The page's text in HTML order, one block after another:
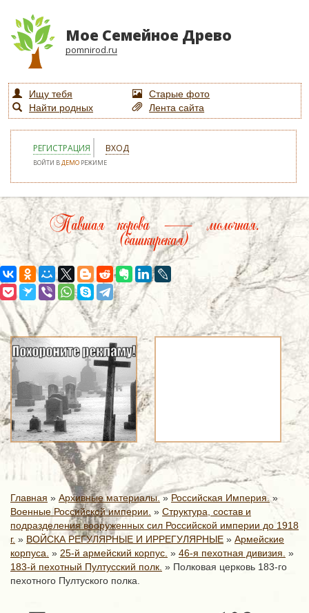
Мое Семейное Древо
pomnirod.ru
Ищу тебя
Старые фото
Найти родных
Лента сайта
РЕГИСТРАЦИЯ ВХОД
ВОЙТИ ВДЕМО РЕЖИМЕ
Павшая корова — молочная.
(башкирская)
Главная » Архивные материалы.» Российская Империя. »
Военные Российской империи. » Структура, состав и
подразделения вооруженных сил Российской империи до 1918
г. » ВОЙСКА РЕГУЛЯРНЫЕ И ИРРЕГУЛЯРНЫЕ » Армейские
корпуса. » 25-й армейский корпус. » 46-я пехотная дивизия. »
183-й пехотный Пултусский полк. » Полковая церковь 183-го
пехотного Пултуского полка.